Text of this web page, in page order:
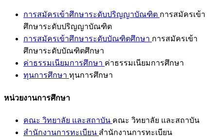
การสมัครเข้าศึกษาระดับปริญญาบัณฑิต การสมัครเข้า
ศึกษาระดับปริญญาบัณฑิต
การสมัครเข้าศึกษาระดับบัณฑิตศึกษา การสมัครเข้า
ศึกษาระดับบัณฑิตศึกษา
ค่าธรรมเนียมการศึกษา ค่าธรรมเนียมการศึกษา
ทุนการศึกษา ทุนการศึกษา
หน่วยงานการศึกษา
คณะ วิทยาลัย และสถาบัน คณะ วิทยาลัย และสถาบัน
สำนักงานการทะเบียน สำนักงานการทะเบียน